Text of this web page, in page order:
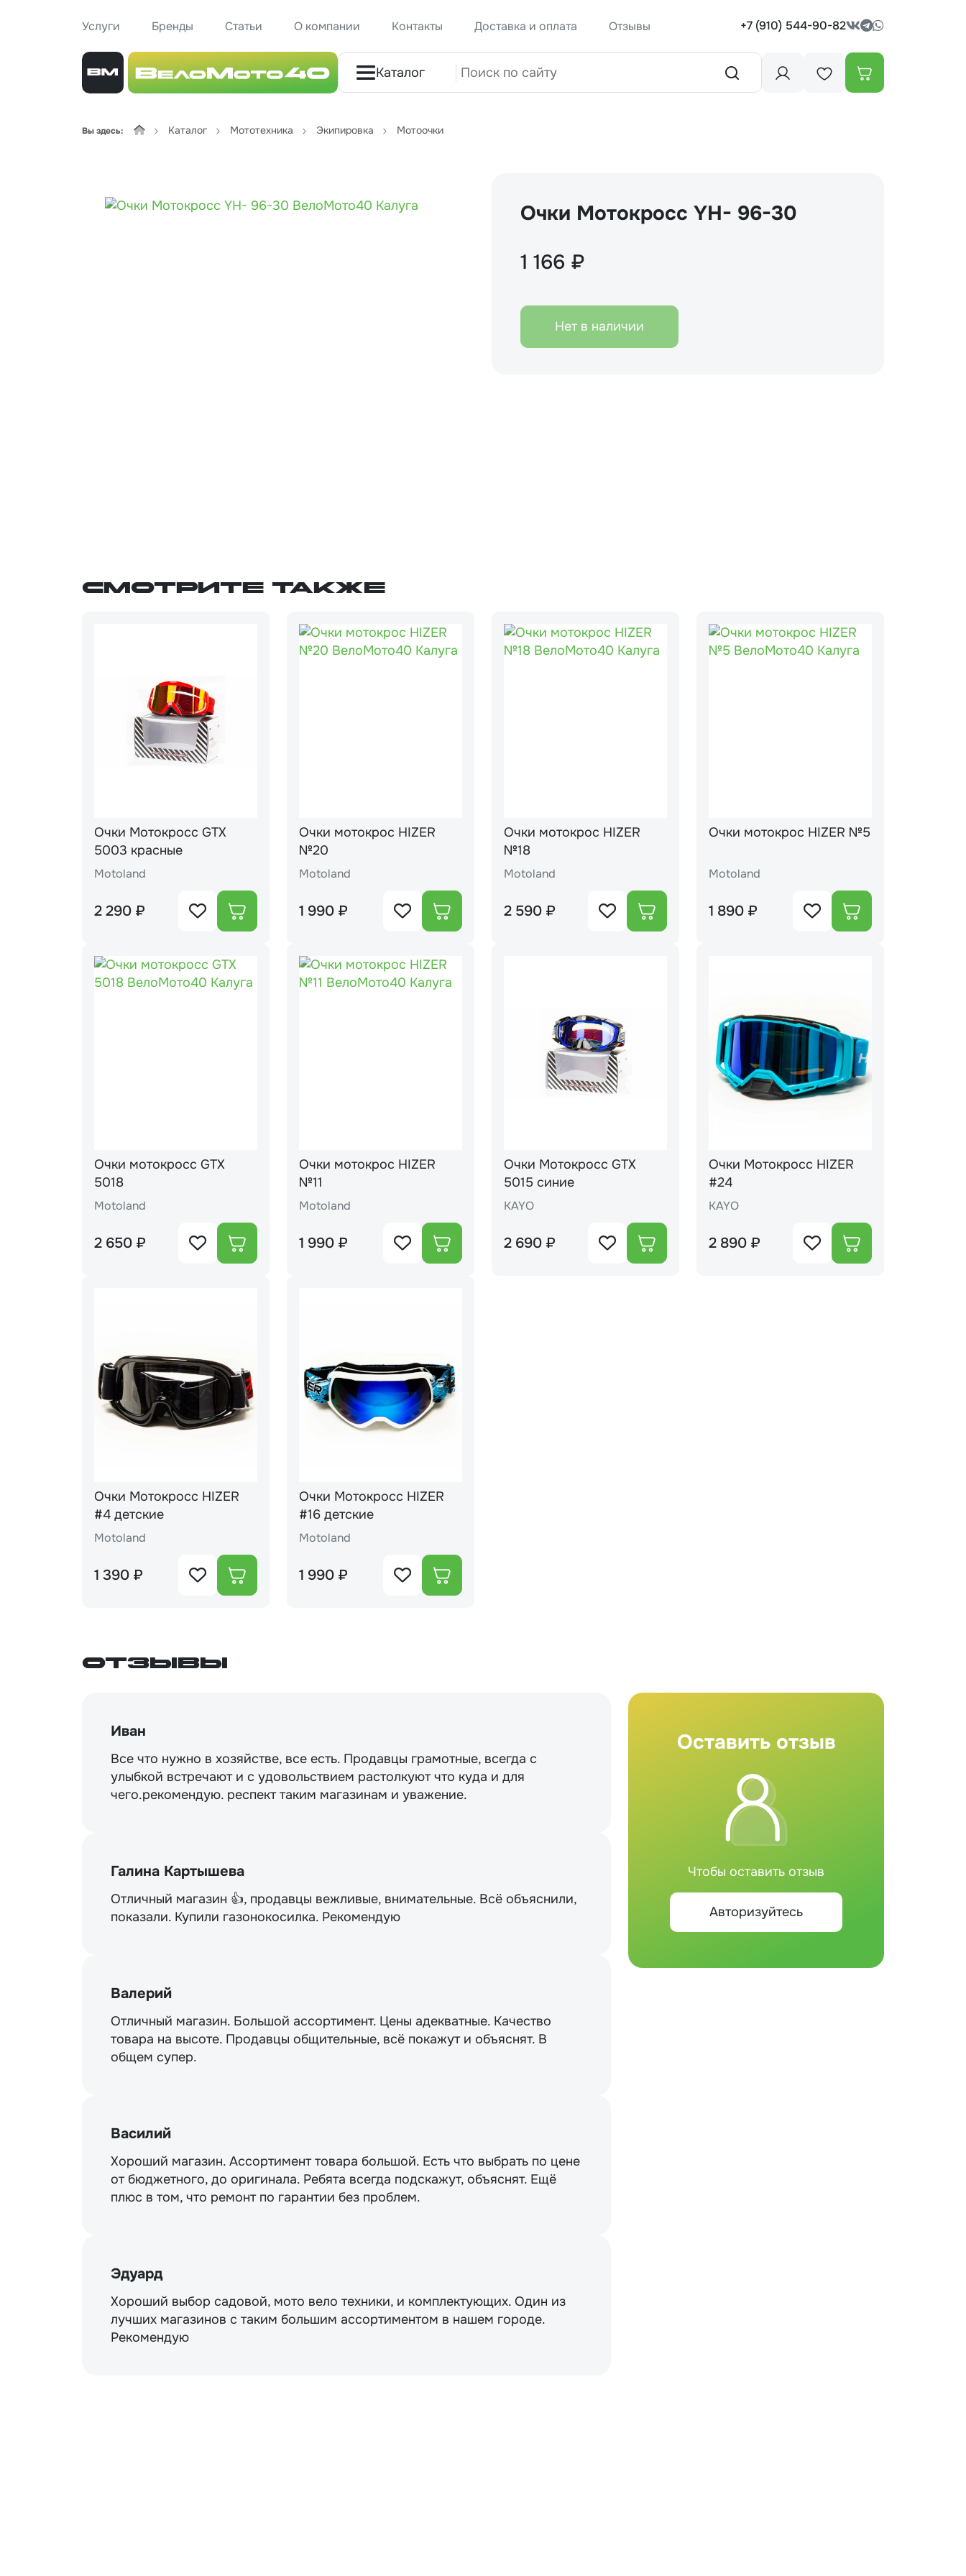
Услуги Бренды Статьи О компании Контакты Доставка и оплата Отзывы +7 (910) 544-90-82
Каталог
Вы здесь: Каталог Мототехника Экипировка Мотоочки
Очки Мотокросс YH- 96-30
1 166 ₽
Нет в наличии
Смотрите также
Очки Мотокросс GTX
5003 красные
Motoland
2 290 ₽
Очки мотокрос HIZER
№20
Motoland
1 990 ₽
Очки мотокрос HIZER
№18
Motoland
2 590 ₽
Очки мотокрос HIZER №5
Motoland
1 890 ₽
Очки мотокросс GTX
5018
Motoland
2 650 ₽
Очки мотокрос HIZER
№11
Motoland
1 990 ₽
Очки Мотокросс GTX
5015 синие
KAYO
2 690 ₽
Очки Мотокросс HIZER
#24
KAYO
2 890 ₽
Очки Мотокросс HIZER
#4 детские
Motoland
1 390 ₽
Очки Мотокросс HIZER
#16 детские
Motoland
1 990 ₽
Отзывы
Иван
Все что нужно в хозяйстве, все есть. Продавцы грамотные, всегда с
улыбкой встречают и с удовольствием растолкуют что куда и для
чего.рекомендую. респект таким магазинам и уважение.
Галина Картышева
Отличный магазин 👍, продавцы вежливые, внимательные. Всё объяснили,
показали. Купили газонокосилка. Рекомендую
Валерий
Отличный магазин. Большой ассортимент. Цены адекватные. Качество
товара на высоте. Продавцы общительные, всё покажут и объяснят. В
общем супер.
Василий
Хороший магазин. Ассортимент товара большой. Есть что выбрать по цене
от бюджетного, до оригинала. Ребята всегда подскажут, объяснят. Ещё
плюс в том, что ремонт по гарантии без проблем.
Эдуард
Хороший выбор садовой, мото вело техники, и комплектующих. Один из
лучших магазинов с таким большим ассортиментом в нашем городе.
Рекомендую
Оставить отзыв
Чтобы оставить отзыв
Авторизуйтесь